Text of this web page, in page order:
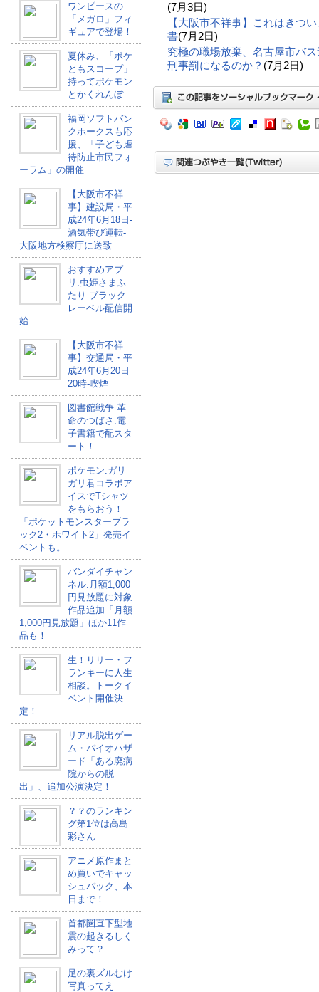
ワンピースの
「メガロ」フィ
ギュアで登場！
夏休み、「ポケ
ともスコープ」
持ってポケモン
とかくれんぼ
福岡ソフトバン
クホークスも応
援、「子ども虐
待防止市民フォ
ーラム」の開催
【大阪市不祥
事】建設局・平
成24年6月18日-
酒気帯び運転-
大阪地方検察庁に送致
おすすめアプ
リ.虫姫さまふ
たり ブラック
レーベル配信開
始
【大阪市不祥
事】交通局・平
成24年6月20日
20時-喫煙
図書館戦争 革
命のつばさ.電
子書籍で配スタ
ート！
ポケモン.ガリ
ガリ君コラボア
イスでTシャツ
をもらおう！
「ポケットモンスターブラ
ック2・ホワイト2」発売イ
ベントも。
バンダイチャン
ネル.月額1,000
円見放題に対象
作品追加「月額
1,000円見放題」ほか11作
品も！
生！リリー・フ
ランキーに人生
相談。トークイ
ベント開催決
定！
リアル脱出ゲー
ム・バイオハザ
ード「ある廃病
院からの脱
出」、追加公演決定！
？？のランキン
グ第1位は高島
彩さん
アニメ原作まと
め買いでキャッ
シュバック、本
日まで！
首都圏直下型地
震の起きるしく
みって？
足の裏ズルむけ
写真ってえ
(7月3日)
【大阪市不祥事】これはきつ
書(7月2日)
究極の職場放棄、名古屋市バ
刑事罰になるのか？ (7月2日)